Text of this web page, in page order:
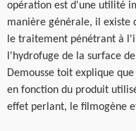
opération est d'une utilité
manière générale, il existe
le traitement pénétrant à
l'hydrofuge de la surface
Demousse toit explique
en fonction du produit
effet perlant, le filmogène